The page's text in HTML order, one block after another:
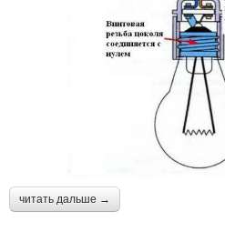
читать дальше →